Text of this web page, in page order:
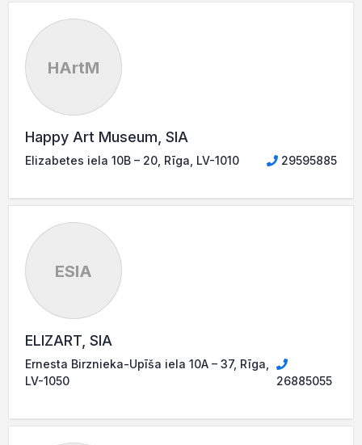
HArtM
Happy Art Museum, SIA
Elizabetes iela 10B – 20, Rīga, LV-1010 29595885
ESIA
ELIZART, SIA
Ernesta Birznieka-Upīša iela 10A – 37, Rīga,
LV-1050
26885055